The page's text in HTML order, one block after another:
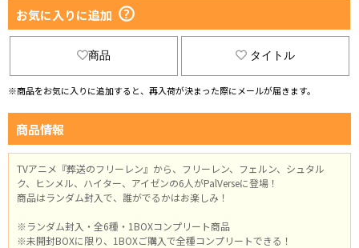
お気に入りに追加
商品 タイトル
※商品をお気に入りに追加すると、再入荷が決まった際にメールが届きます。
商品情報
TVアニメ『葬送のフリーレン』から、フリーレン、フェルン、シュタル
ク、ヒンメル、ハイター、アイゼンの6人がPalVerseに登場！
商品はランダム封入で、誰がでるかはお楽しみ！
※ランダム封入・全6種・1BOXコンプリート商品
※未開封BOXに限り、1BOXご購入で全種コンプリートできる！